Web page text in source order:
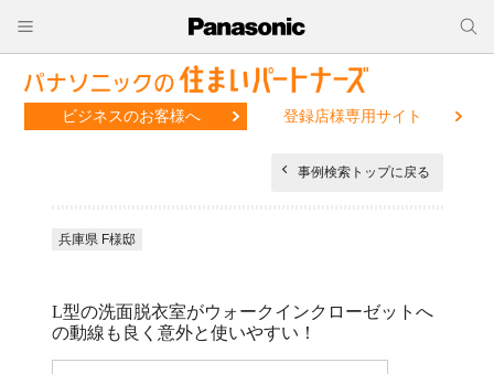
ビジネスのお客様へ 登録店様専用サイト
事例検索トップに戻る
兵庫県 F様邸
L型の洗面脱衣室がウォークインクローゼットへ
の動線も良く意外と使いやすい！